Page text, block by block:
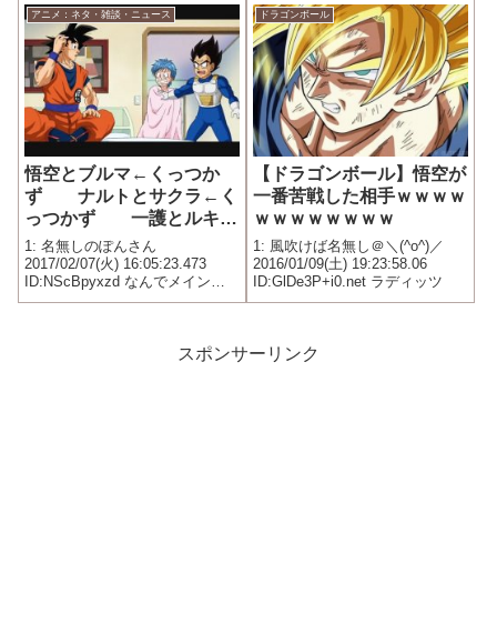
アニメ：ネタ・雑談・ニュース
悟空とブルマ←くっつか
ず ナルトとサクラ←く
っつかず 一護とルキア
←くっつかず
1: 名無しのぽんさん
2017/02/07(火) 16:05:23.473
ID:NScBpyxzd なんでメインヒ
ロインとくっつけないの?
ドラゴンボール
【ドラゴンボール】悟空が
一番苦戦した相手ｗｗｗｗ
ｗｗｗｗｗｗｗｗ
1: 風吹けば名無し＠＼(^o^)／
2016/01/09(土) 19:23:58.06
ID:GlDe3P+i0.net ラディッツ
スポンサーリンク